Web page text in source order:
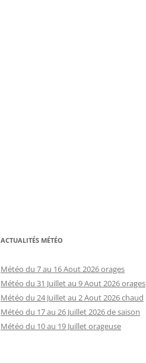
ACTUALITÉS MÉTÉO
Météo du 7 au 16 Aout 2026 orages
Météo du 31 Juillet au 9 Aout 2026 orages
Météo du 24 Juillet au 2 Aout 2026 chaud
Météo du 17 au 26 Juillet 2026 de saison
Météo du 10 au 19 Juillet orageuse